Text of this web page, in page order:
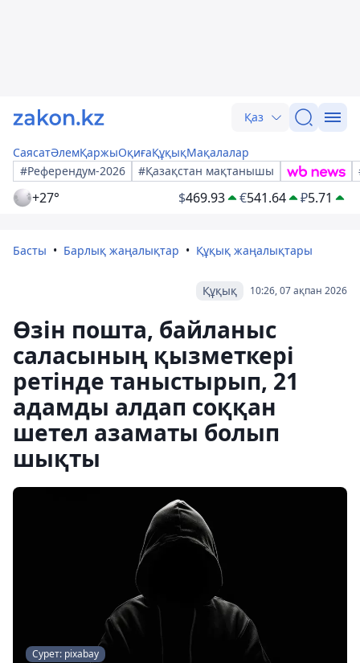
Қаз
СаясатӘлемҚаржыОқиғаҚұқықМақалалар
#Референдум-2026
#Қазақстан мақтанышы
+27° $469.93 €541.64 ₽5.71
Басты Барлық жаңалықтар Құқық жаңалықтары
10:26, 07 ақпан 2026
Құқық
Өзін пошта, байланыс
саласының қызметкері
ретінде таныстырып, 21
адамды алдап соққан
шетел азаматы болып
шықты
Сурет: pixabay